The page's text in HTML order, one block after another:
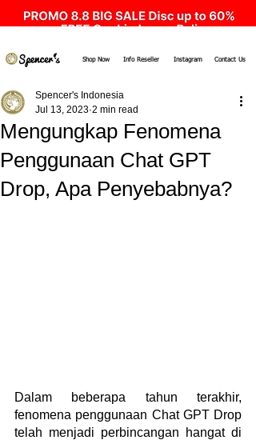
Shop Now Info Reseller Instagram Contact Us
Mengungkap Fenomena
Penggunaan Chat GPT
Drop, Apa Penyebabnya?
Spencer's Indonesia
Jul 13, 2023 2 min read
Dalam beberapa tahun terakhir,
fenomena penggunaan Chat GPT Drop
telah menjadi perbincangan hangat di